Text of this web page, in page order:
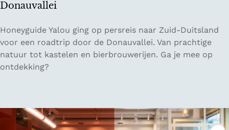
i
e
n
i
n
r
Donauvallei
O
p
r
o
r
Honeyguide Yalou ging op persreis naar Zuid-Duitsland
voor een roadtrip door de Donauvallei. Van prachtige
natuur tot kastelen en bierbrouwerijen. Ga je mee op
ontdekking?